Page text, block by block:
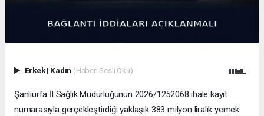
Erkek| Kadın (Haberi Sesli Oku)
Şanlıurfa İl Sağlık Müdürlüğünün 2026/1252068 ihale kayıt
numarasıyla gerçekleştirdiği yaklaşık 383 milyon liralık yemek